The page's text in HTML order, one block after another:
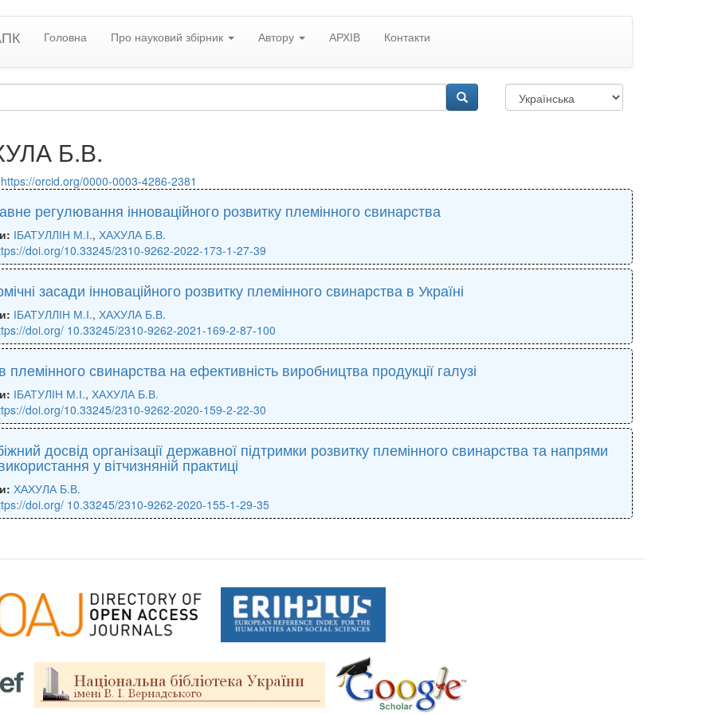
Головна Про науковий збірник Автору АРХІВ Контакти
Б.В.
https://orcid.org/0000-0003-4286-2381
регулювання інноваційного розвитку племінного свинарства
ІБАТУЛЛІН М.І., ХАХУЛА Б.В.
doi.org/10.33245/2310-9262-2022-173-1-27-39
засади інноваційного розвитку племінного свинарства в Україні
ІБАТУЛЛІН М.І., ХАХУЛА Б.В.
doi.org/ 10.33245/2310-9262-2021-169-2-87-100
племінного свинарства на ефективність виробництва продукції галузі
ІБАТУЛІН М.І., ХАХУЛА Б.В.
doi.org/10.33245/2310-9262-2020-159-2-22-30
досвід організації державної підтримки розвитку племінного свинарства та напрями
у вітчизняній практиці
ХАХУЛА Б.В.
doi.org/ 10.33245/2310-9262-2020-155-1-29-35